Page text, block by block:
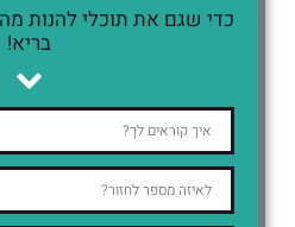
כדי שגם את תוכלי להנות
בריא!